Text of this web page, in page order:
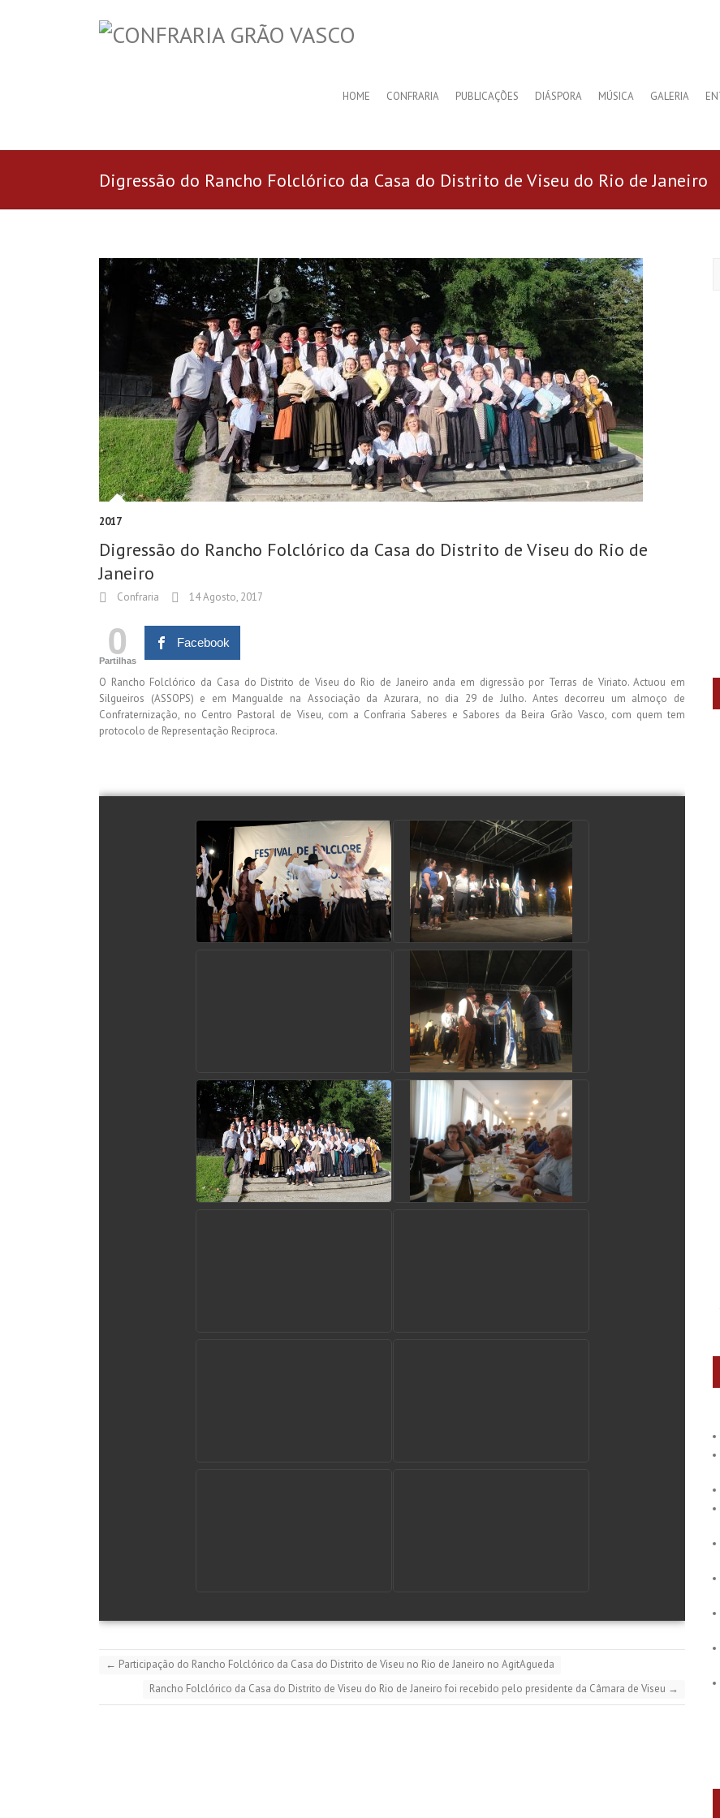
HOME CONFRARIA PUBLICAÇÕES DIÁSPORA MÚSICA GALERIA
Digressão do Rancho Folclórico da Casa do Distrito de Viseu do Rio de Janeiro
2017
Digressão do Rancho Folclórico da Casa do Distrito de Viseu do Rio de
Janeiro
Confraria 14 Agosto, 2017
0
Partilhas
Facebook
O Rancho Folclórico da Casa do Distrito de Viseu do Rio de Janeiro anda em digressão por Terras de Viriato. Actuou em
Silgueiros (ASSOPS) e em Mangualde na Associação da Azurara, no dia 29 de Julho. Antes decorreu um almoço de
Confraternização, no Centro Pastoral de Viseu, com a Confraria Saberes e Sabores da Beira Grão Vasco, com quem tem
protocolo de Representação Reciproca.
← Participação do Rancho Folclórico da Casa do Distrito de Viseu no Rio de Janeiro no AgitAgueda
Rancho Folclórico da Casa do Distrito de Viseu do Rio de Janeiro foi recebido pelo presidente da Câmara de Viseu →